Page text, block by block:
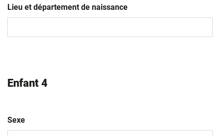
slash
MM
Lieu et département de naissance
Enfant 4
Sexe